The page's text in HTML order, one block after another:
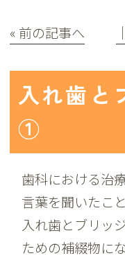
« 前の記事へ
入れ歯と
①
歯科における治
言葉を聞いたこ
入れ歯とブリッ
ための補綴物に